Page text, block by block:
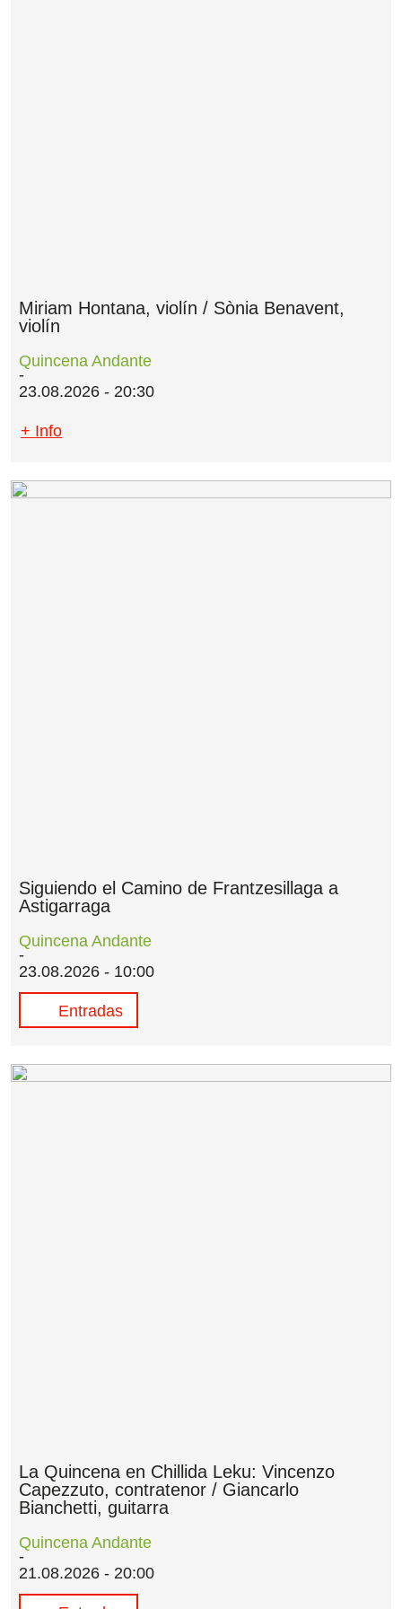
Miriam Hontana, violín / Sònia Benavent,
violín
Quincena Andante
23.08.2026 - 20:30
+ Info
Siguiendo el Camino de Frantzesillaga a
Astigarraga
Quincena Andante
23.08.2026 - 10:00
Entradas
La Quincena en Chillida Leku: Vincenzo
Capezzuto, contratenor / Giancarlo
Bianchetti, guitarra
Quincena Andante
21.08.2026 - 20:00